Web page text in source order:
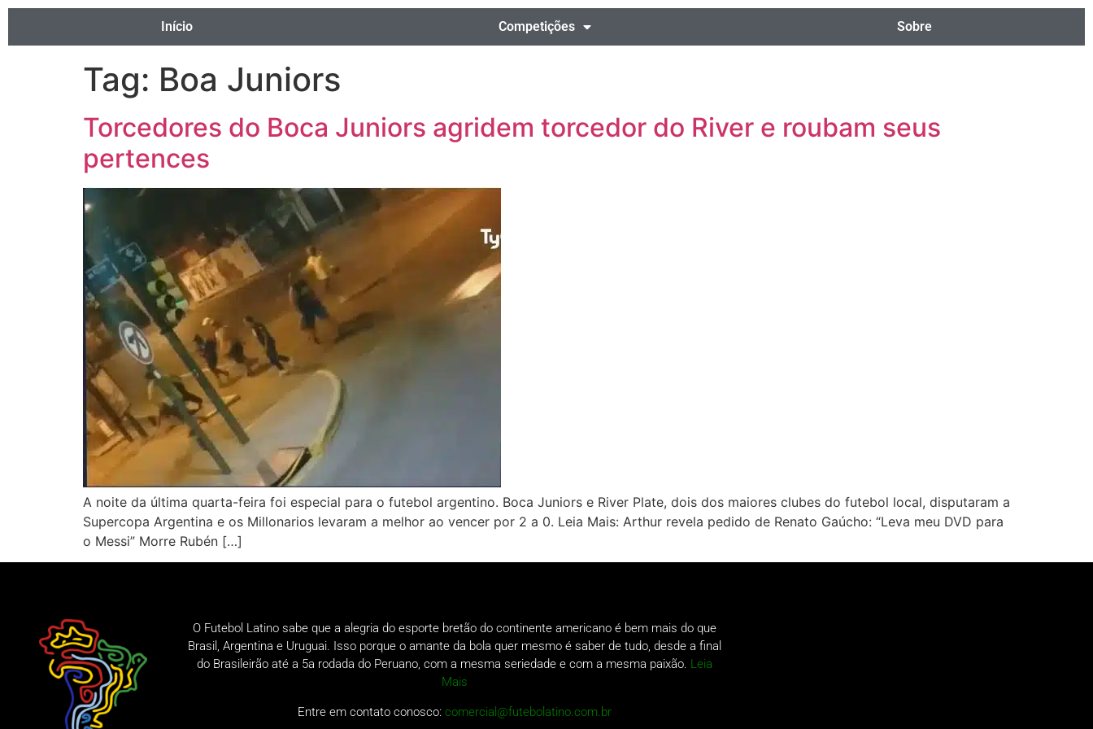
Início Competições Sobre
Tag: Boa Juniors
Torcedores do Boca Juniors agridem torcedor do River e roubam seus
pertences
A noite da última quarta-feira foi especial para o futebol argentino. Boca Juniors e River Plate, dois dos maiores clubes do futebol local, disputaram a
Supercopa Argentina e os Millonarios levaram a melhor ao vencer por 2 a 0. Leia Mais: Arthur revela pedido de Renato Gaúcho: “Leva meu DVD para
o Messi” Morre Rubén […]
O Futebol Latino sabe que a alegria do esporte bretão do continente americano é bem mais do que
Brasil, Argentina e Uruguai. Isso porque o amante da bola quer mesmo é saber de tudo, desde a final
do Brasileirão até a 5a rodada do Peruano, com a mesma seriedade e com a mesma paixão. Leia
Mais
Entre em contato conosco:comercial@futebolatino.com.br